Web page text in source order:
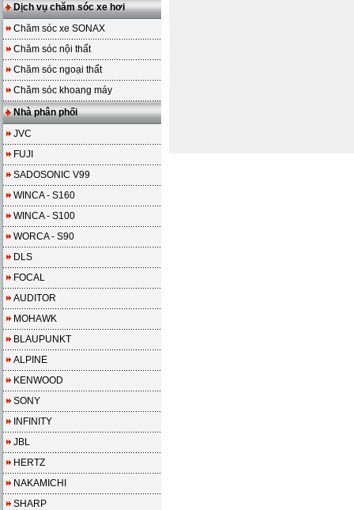
Dịch vụ chăm sóc xe hơi
Chăm sóc xe SONAX
Chăm sóc nội thất
Chăm sóc ngoại thất
Chăm sóc khoang máy
Nhà phân phối
JVC
FUJI
SADOSONIC V99
WINCA - S160
WINCA - S100
WORCA - S90
DLS
FOCAL
AUDITOR
MOHAWK
BLAUPUNKT
ALPINE
KENWOOD
SONY
INFINITY
JBL
HERTZ
NAKAMICHI
SHARP